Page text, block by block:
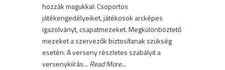
hozzák magukkal: Csoportos
játékengedélyeiket, játékosok arcképes
igazolványt, csapatmezeket. Megkülönböztető
mezeket a szervezők biztosítanak szükség
esetén. A verseny részletes szabályit a
versenykiírás... Read More...